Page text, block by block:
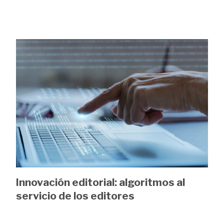
Image
Innovación editorial: algoritmos al
servicio de los editores